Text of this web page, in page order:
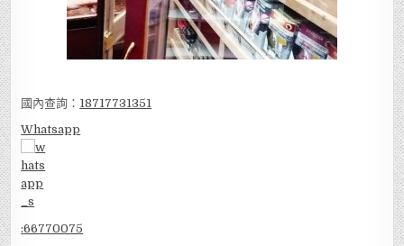
國內查詢： 18717731351
Whatsapp
:66770075